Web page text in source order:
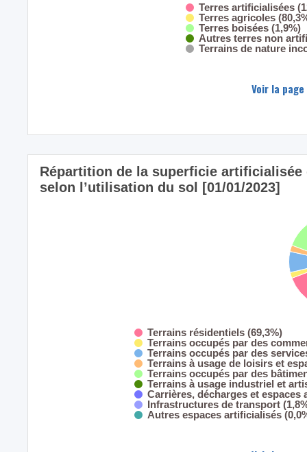
Terres artificialisées
Terres agricoles
Terres boisées (1,9%)
Autres terres non
Terrains de nature
Voir la
Répartition de la superficie artificialisée
selon l’utilisation du sol [01/01/2023]
Terrains résidentiels (69,3%)
Terrains occupés par des
Terrains occupés par des
Terrains à usage de loisirs et
Terrains occupés par des
Terrains à usage industriel et
Carrières, décharges et espaces
Infrastructures de transport
Autres espaces artificialisés